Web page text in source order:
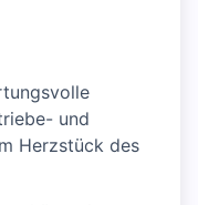
und
Herzstück des